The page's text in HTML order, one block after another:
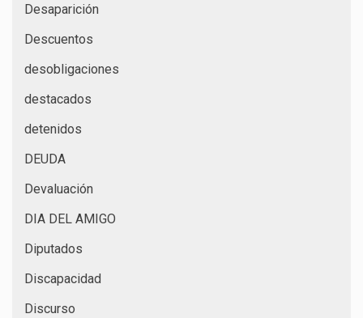
Desaparición
Descuentos
desobligaciones
destacados
detenidos
DEUDA
Devaluación
DIA DEL AMIGO
Diputados
Discapacidad
Discurso